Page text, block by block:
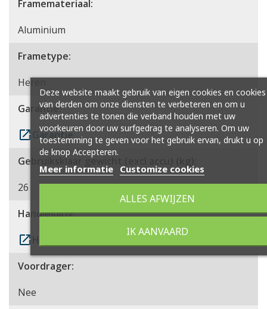
Framemateriaal:
Aluminium
Frametype:
Heren
Garantie:
launch Garantie
Gebruiksklaar gewicht (excl accu) (kg):
26
Handleiding:
launchHandleiding
Voordrager:
Nee
Deze website maakt gebruik van eigen cookies en cookies
van derden om onze diensten te verbeteren en om u
advertenties te tonen die verband houden met uw
voorkeuren door uw surfgedrag te analyseren. Om uw
toestemming te geven voor het gebruik ervan, drukt u op
de knop Accepteren.
Meer informatie Customize cookies
ALLES AFWIJZEN
IK AANVAARD